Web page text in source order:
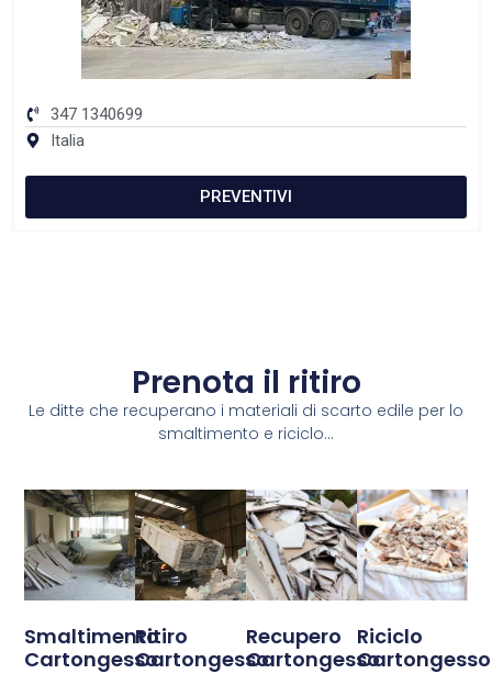
347 1340699
Italia
PREVENTIVI
Prenota il ritiro
Le ditte che recuperano i materiali di scarto edile per lo
smaltimento e riciclo...
Smaltimento
Cartongesso
Ritiro
Cartongesso
Recupero
Cartongesso
Riciclo
Cartongesso